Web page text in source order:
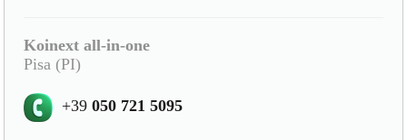
Koinext all-in-one
Pisa (PI)
+39050 721 5095